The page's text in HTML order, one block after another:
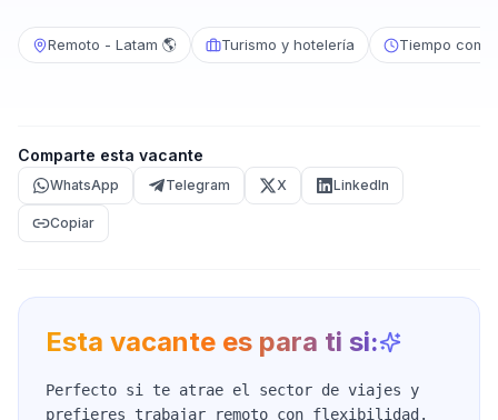
Remoto - Latam 🌎 Turismo y hotelería Tiempo
Comparte esta vacante
WhatsApp Telegram X LinkedIn
Copiar
Esta vacante es para ti si:
Perfecto si te atrae el sector de viajes y
prefieres trabajar remoto con flexibilidad.